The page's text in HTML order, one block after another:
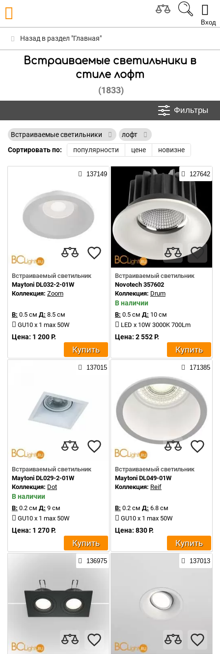
Вход
Назад в раздел "Главная"
Встраиваемые светильники в
стиле лофт
(1833)
Фильтры
Встраиваемые светильники
лофт
Сортировать по:
популярности цене новизне
137149
Встраиваемый светильник
Maytoni DL032-2-01W
Коллекция: Zoom
В: 0.5 см Д: 8.5 см
GU10 x 1 max 50W
Цена: 1 200 Р.
Купить
127642
Встраиваемый светильник
Novotech 357602
Коллекция: Drum
В наличии
В: 0.5 см Д: 10 см
LED x 10W 3000K 700Lm
Цена: 2 552 Р.
Купить
137015
Встраиваемый светильник
Maytoni DL029-2-01W
Коллекция: Dot
В наличии
В: 0.2 см Д: 9 см
GU10 x 1 max 50W
Цена: 1 270 Р.
Купить
171385
Встраиваемый светильник
Maytoni DL049-01W
Коллекция: Reif
В: 0.2 см Д: 6.8 см
GU10 x 1 max 50W
Цена: 830 Р.
Купить
136975 137013